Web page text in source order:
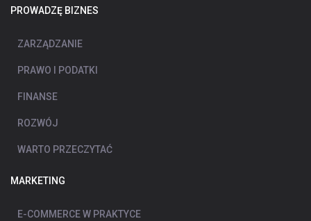
PROWADZĘ BIZNES
ZARZĄDZANIE
PRAWO I PODATKI
FINANSE
ROZWÓJ
WARTO PRZECZYTAĆ
MARKETING
E-COMMERCE W PRAKTYCE